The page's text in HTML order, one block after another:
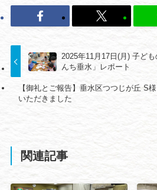
2025年11月17日(月) 子ど
んち垂水」レポート
【御礼とご報告】垂水区つつじが丘 S
いただきました
関連記事